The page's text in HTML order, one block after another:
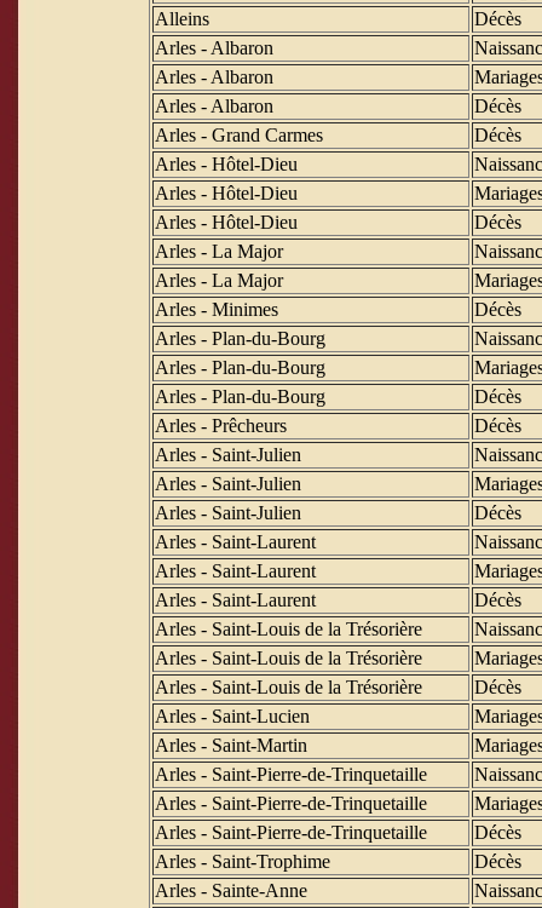
Alleins
Décès
Arles - Albaron
Arles - Albaron
Arles - Albaron
Décès
Arles - Grand Carmes
Décès
Arles - Hôtel-Dieu
Arles - Hôtel-Dieu
Arles - Hôtel-Dieu
Décès
Arles - La Major
Arles - La Major
Arles - Minimes
Décès
Arles - Plan-du-Bourg
Arles - Plan-du-Bourg
Arles - Plan-du-Bourg
Décès
Arles - Prêcheurs
Décès
Arles - Saint-Julien
Arles - Saint-Julien
Arles - Saint-Julien
Décès
Arles - Saint-Laurent
Arles - Saint-Laurent
Arles - Saint-Laurent
Décès
Arles - Saint-Louis de la Trésorière
Arles - Saint-Louis de la Trésorière
Arles - Saint-Louis de la Trésorière
Décès
Arles - Saint-Lucien
Arles - Saint-Martin
Arles - Saint-Pierre-de-Trinquetaille
Arles - Saint-Pierre-de-Trinquetaille
Arles - Saint-Pierre-de-Trinquetaille
Décès
Arles - Saint-Trophime
Décès
Arles - Sainte-Anne